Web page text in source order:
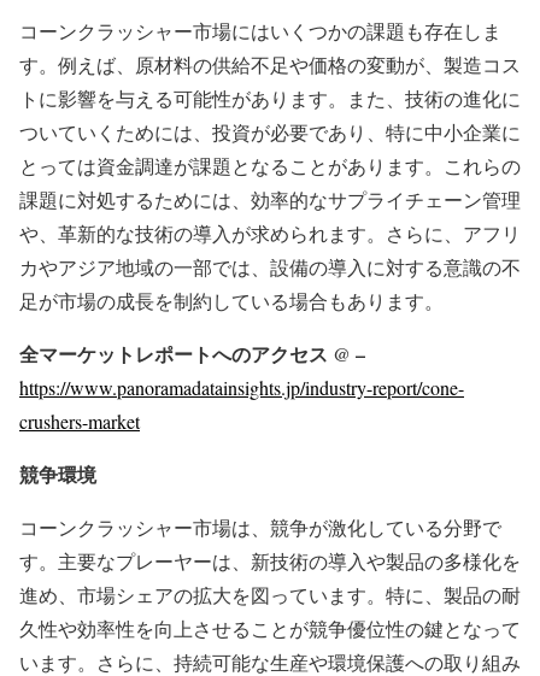
コーンクラッシャー市場にはいくつかの課題も存在しま
す。例えば、原材料の供給不足や価格の変動が、製造コス
トに影響を与える可能性があります。また、技術の進化に
ついていくためには、投資が必要であり、特に中小企業に
とっては資金調達が課題となることがあります。これらの
課題に対処するためには、効率的なサプライチェーン管理
や、革新的な技術の導入が求められます。さらに、アフリ
カやアジア地域の一部では、設備の導入に対する意識の不
足が市場の成長を制約している場合もあります。
全マーケットレポートへのアクセス @ –
https://www.panoramadatainsights.jp/industry-report/cone-
crushers-market
競争環境
コーンクラッシャー市場は、競争が激化している分野で
す。主要なプレーヤーは、新技術の導入や製品の多様化を
進め、市場シェアの拡大を図っています。特に、製品の耐
久性や効率性を向上させることが競争優位性の鍵となって
います。さらに、持続可能な生産や環境保護への取り組み